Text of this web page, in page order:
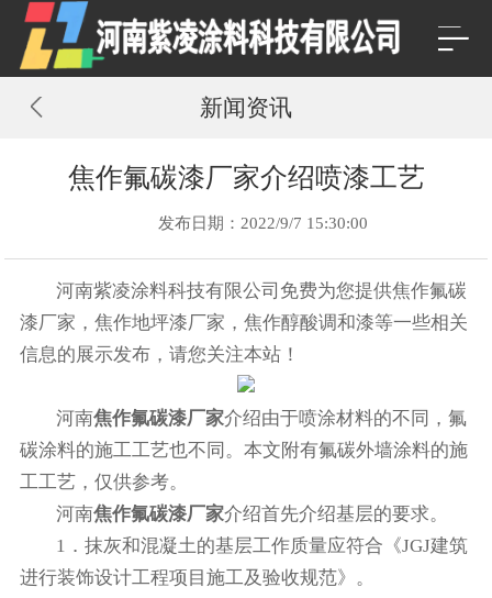
新闻资讯
焦作氟碳漆厂家介绍喷漆工艺
发布日期：2022/9/7 15:30:00
河南紫凌涂料科技有限公司免费为您提供焦作氟碳
漆厂家 ，焦作地坪漆厂家，焦作醇酸调和漆等一些相关
信息的展示发布，请您关注本站！
河南焦作氟碳漆厂家介绍由于喷涂材料的不同，氟
碳涂料的施工工艺也不同。本文附有氟碳外墙涂料的施
工工艺，仅供参考。
河南焦作氟碳漆厂家介绍首先介绍基层的要求。
1．抹灰和混凝土的基层工作质量应符合《JGJ建筑
进行装饰设计工程项目施工及验收规范》。